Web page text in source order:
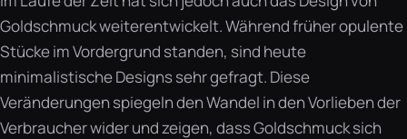
Goldschmuck weiterentwickelt. Während früher opulente
Stücke im Vordergrund standen, sind heute
minimalistische Designs sehr gefragt. Diese
Veränderungen spiegeln den Wandel in den Vorlieben der
Verbraucher wider und zeigen, dass Goldschmuck sich